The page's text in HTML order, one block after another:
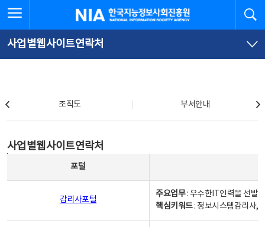
문
로
가
체
뉴
바
가
한국지능정보사회진흥원
사업별웹사이트연락처
조직도 부서안내
사업별웹사이트연락처
포털
감리사포털
주요업무: 우수한IT인력을 선발
핵심키워드: 정보시스템감리사,